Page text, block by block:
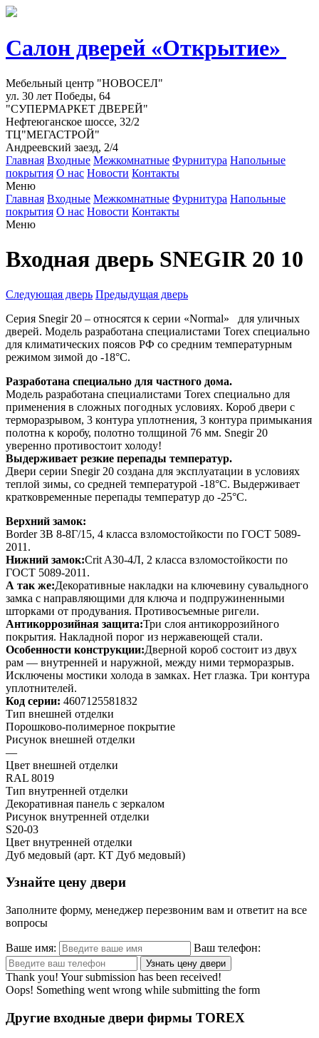
Салон дверей «Открытие»
Мебельный центр "НОВОСЕЛ"
ул. 30 лет Победы, 64
"СУПЕРМАРКЕТ ДВЕРЕЙ"
Нефтеюганское шоссе, 32/2
ТЦ"МЕГАСТРОЙ"
Андреевский заезд, 2/4
Главная Входные Межкомнатные Фурнитура Напольные
покрытия О нас Новости Контакты
Меню
Главная Входные Межкомнатные Фурнитура Напольные
покрытия О нас Новости Контакты
Меню
Входная дверь SNEGIR 20 10
Следующая дверь Предыдущая дверь
Серия Snegir 20 – относятся к серии «Normal» для уличных
дверей. Модель разработана специалистами Torex специально
для климатических поясов РФ со средним температурным
режимом зимой до -18°С.
Разработана специально для частного дома.
Модель разработана специалистами Torex специально для
применения в сложных погодных условиях. Короб двери с
терморазрывом, 3 контура уплотнения, 3 контура примыкания
полотна к коробу, полотно толщиной 76 мм. Snegir 20
уверенно противостоит холоду!
Выдерживает резкие перепады температур.
Двери серии Snegir 20 создана для эксплуатации в условиях
теплой зимы, со средней температурой -18°С. Выдерживает
кратковременные перепады температур до -25°С.
Верхний замок:
Border 3В 8-8Г/15, 4 класса взломостойкости по ГОСТ 5089-
2011.
Нижний замок:Crit A30-4Л, 2 класса взломостойкости по
ГОСТ 5089-2011.
А так же:Декоративные накладки на ключевину сувальдного
замка с направляющими для ключа и подпружиненными
шторками от продувания. Противосъемные ригели.
Антикоррозийная защита:Три слоя антикоррозийного
покрытия. Накладной порог из нержавеющей стали.
Особенности конструкции:Дверной короб состоит из двух
рам — внутренней и наружной, между ними терморазрыв.
Исключены мостики холода в замках. Нет глазка. Три контура
уплотнителей.
Код серии: 4607125581832
Тип внешней отделки
Порошково-полимерное покрытие
Рисунок внешней отделки
—
Цвет внешней отделки
RAL 8019
Тип внутренней отделки
Декоративная панель с зеркалом
Рисунок внутренней отделки
S20-03
Цвет внутренней отделки
Дуб медовый (арт. КТ Дуб медовый)
Узнайте цену двери
Заполните форму, менеджер перезвоним вам и ответит на все
вопросы
Ваше имя: Ваш телефон:
Thank you! Your submission has been received!
Oops! Something went wrong while submitting the form
Другие входные двери фирмы TOREX